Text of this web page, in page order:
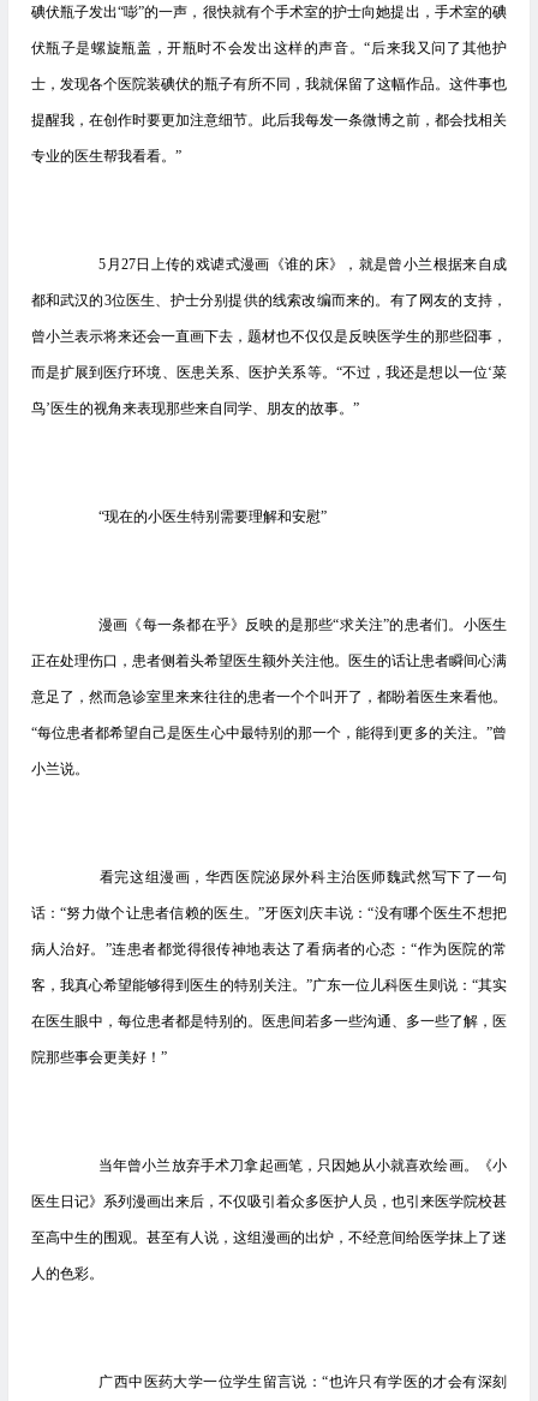
碘伏瓶子发出“嘭”的一声，很快就有个手术室的护士向她提出，手术室的碘
伏瓶子是螺旋瓶盖，开瓶时不会发出这样的声音。“后来我又问了其他护
士，发现各个医院装碘伏的瓶子有所不同，我就保留了这幅作品。这件事也
提醒我，在创作时要更加注意细节。此后我每发一条微博之前，都会找相关
专业的医生帮我看看。”
5月27日上传的戏谑式漫画《谁的床》，就是曾小兰根据来自成
都和武汉的3位医生、护士分别提供的线索改编而来的。有了网友的支持，
曾小兰表示将来还会一直画下去，题材也不仅仅是反映医学生的那些囧事，
而是扩展到医疗环境、医患关系、医护关系等。“不过，我还是想以一位‘菜
鸟’医生的视角来表现那些来自同学、朋友的故事。”
“现在的小医生特别需要理解和安慰”
漫画《每一条都在乎》反映的是那些“求关注”的患者们。小医生
正在处理伤口，患者侧着头希望医生额外关注他。医生的话让患者瞬间心满
意足了，然而急诊室里来来往往的患者一个个叫开了，都盼着医生来看他。
“每位患者都希望自己是医生心中最特别的那一个，能得到更多的关注。”曾
小兰说。
看完这组漫画，华西医院泌尿外科主治医师魏武然写下了一句
话：“努力做个让患者信赖的医生。”牙医刘庆丰说：“没有哪个医生不想把
病人治好。”连患者都觉得很传神地表达了看病者的心态：“作为医院的常
客，我真心希望能够得到医生的特别关注。”广东一位儿科医生则说：“其实
在医生眼中，每位患者都是特别的。医患间若多一些沟通、多一些了解，医
院那些事会更美好！”
当年曾小兰放弃手术刀拿起画笔，只因她从小就喜欢绘画。《小
医生日记》系列漫画出来后，不仅吸引着众多医护人员，也引来医学院校甚
至高中生的围观。甚至有人说，这组漫画的出炉，不经意间给医学抹上了迷
人的色彩。
广西中医药大学一位学生留言说：“也许只有学医的才会有深刻